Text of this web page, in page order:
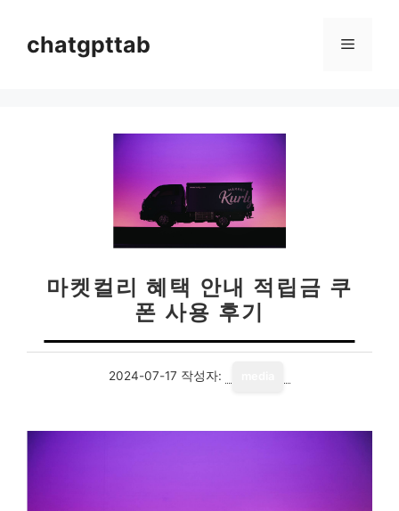
chatgpttab 메
마켓컬리 혜택 안내 적립금 쿠
폰 사용 후기
2024-07-17 작성자: